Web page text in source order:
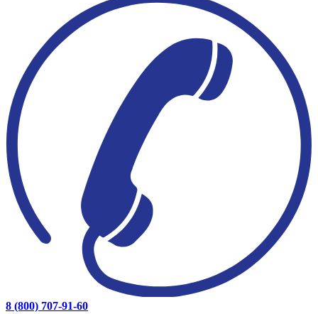
8 (800) 707-91-60